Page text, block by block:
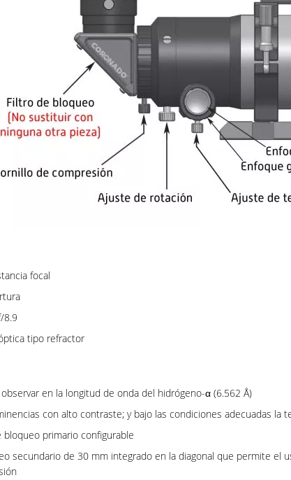
focal
8.9
tipo refractor
en la longitud de onda del hidrógeno-α (6.562 Å)
con alto contraste; y bajo las condiciones adecuadas la
bloqueo primario configurable
secundario de 30 mm integrado en la diagonal que permite